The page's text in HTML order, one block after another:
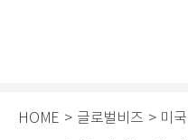
HOME > 글로벌비즈 > 미국